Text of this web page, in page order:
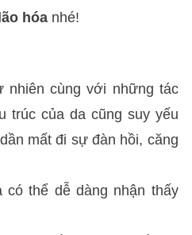
hóa nhé!
nhiên cùng với những tác
trúc của da cũng suy yếu
mất đi sự đàn hồi, căng
thể dễ dàng nhận thấy